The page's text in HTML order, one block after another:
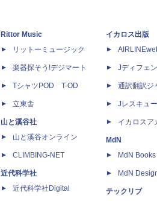
Rittor Music
リットーミュージック
楽器探そう!デジマート
TシャツPOD T-OD
立東舎
山と溪谷社
山と溪谷オンライン
CLIMBING-NET
近代科学社
近代科学社Digital
イカロス出版
Jディフェ
通訳翻訳ジ
Jレスキュ
イカロスア
MdN
MdN Books
MdN
テックリブ